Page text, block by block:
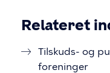
Relateret
Tilskuds- og
foreninger